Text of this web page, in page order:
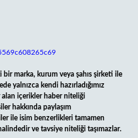
marka, kurum veya şahıs şirketi ile
yalnızca kendi hazırladığımız
alan içerikler haber niteliği
hakkında paylaşım
ile isim benzerlikleri tamamen
ve tavsiye niteliği taşımazlar.